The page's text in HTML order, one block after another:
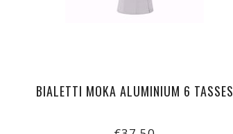
BIALETTI MOKA ALUMINIUM 6 TASSES